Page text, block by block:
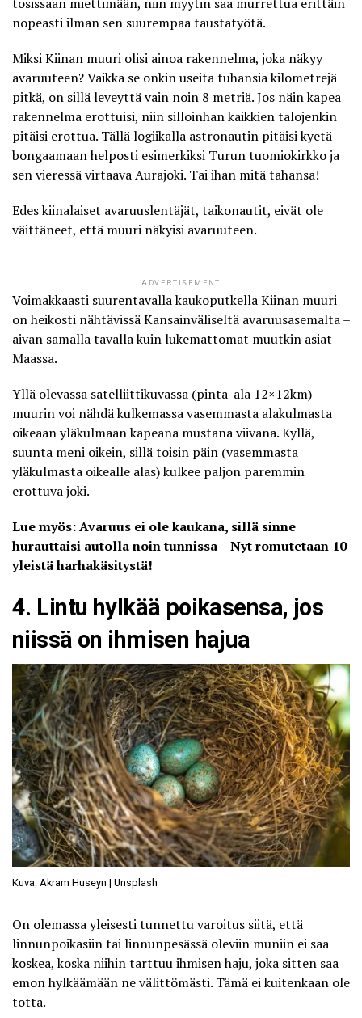
nopeasti ilman sen suurempaa taustatyötä.
Miksi Kiinan muuri olisi ainoa rakennelma, joka näkyy
avaruuteen? Vaikka se onkinuseita tuhansia kilometrejä
pitkä, on sillä leveyttä vain noin 8 metriä. Jos näin kapea
rakennelma erottuisi, niin silloinhan kaikkien talojenkin
pitäisi erottua. Tällä logiikalla astronautin pitäisi kyetä
bongaamaan helposti esimerkiksi Turun tuomiokirkko ja
sen vieressä virtaava Aurajoki. Tai ihan mitä tahansa!
Edes kiinalaiset avaruuslentäjät, taikonautit, eivät ole
väittäneet, että muuri näkyisi avaruuteen.
ADVERTISEMENT
Voimakkaasti suurentavalla kaukoputkella Kiinan muuri
on heikosti nähtävissä Kansainväliseltä avaruusasemalta –
aivan samalla tavalla kuin lukemattomat muutkin asiat
Maassa.
Yllä olevassa satelliittikuvassa (pinta-ala 12×12km)
muurin voi nähdä kulkemassa vasemmasta alakulmasta
oikeaan yläkulmaan kapeana mustana viivana. Kyllä,
suunta meni oikein, sillä toisin päin (vasemmasta
yläkulmasta oikealle alas) kulkee paljon paremmin
erottuva joki.
Lue myös: Avaruus ei ole kaukana, sillä sinne
hurauttaisi autolla noin tunnissa – Nyt romutetaan 10
yleistä harhakäsitystä!
4. Lintu hylkää poikasensa, jos
niissä on ihmisen hajua
Kuva: Akram Huseyn | Unsplash
On olemassa yleisesti tunnettu varoitus siitä, että
linnunpoikasiin tai linnunpesässä oleviin muniin ei saa
koskea, koska niihin tarttuu ihmisen haju, joka sitten saa
emon hylkäämään ne välittömästi. Tämä ei kuitenkaan ole
totta.